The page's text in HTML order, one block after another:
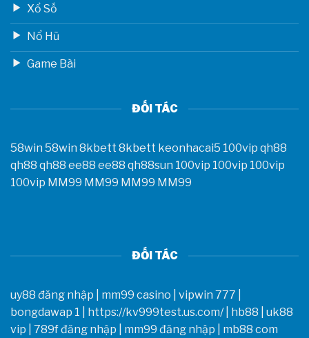
Xổ Số
Nổ Hũ
Game Bài
ĐỐI TÁC
58win 58win 8kbett 8kbett keonhacai5 100vip qh88
qh88 qh88 ee88 ee88 qh88sun 100vip 100vip 100vip
100vip MM99 MM99 MM99 MM99
ĐỐI TÁC
uy88 đăng nhập mm99 casino vipwin 777
bongdawap 1
https://kv999test.us.com/| hb88
uk88
vip
789f đăng nhập mm99 đăng nhập mb88 com